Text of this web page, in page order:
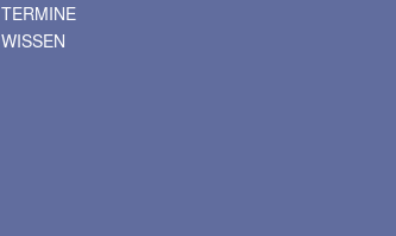
TERMINE
WISSEN